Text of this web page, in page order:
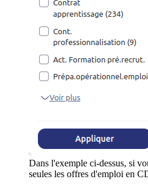
Dans l'exemple ci-dessus, si
seules les offres d'emploi en